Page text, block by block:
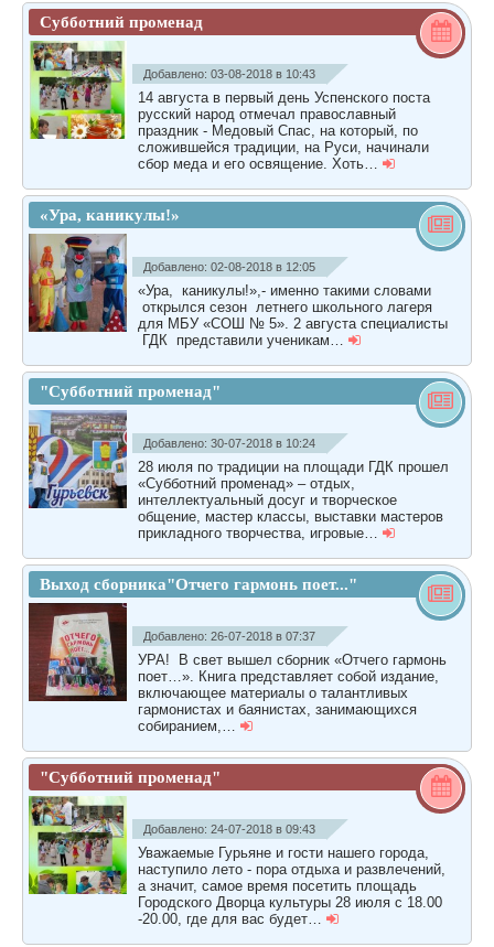
Субботний променад
Добавлено: 03-08-2018 в 10:43
14 августа в первый день Успенского поста
русский народ отмечал православный
праздник - Медовый Спас, на который, по
сложившейся традиции, на Руси, начинали
сбор меда и его освящение. Хоть…
«Ура, каникулы!»
Добавлено: 02-08-2018 в 12:05
«Ура, каникулы!»,- именно такими словами
открылся сезон летнего школьного лагеря
для МБУ «СОШ № 5». 2 августа специалисты
ГДК представили ученикам…
"Субботний променад"
Добавлено: 30-07-2018 в 10:24
28 июля по традиции на площади ГДК прошел
«Субботний променад» – отдых,
интеллектуальный досуг и творческое
общение, мастер классы, выставки мастеров
прикладного творчества, игровые…
Выход сборника"Отчего гармонь поет..."
Добавлено: 26-07-2018 в 07:37
УРА! В свет вышел сборник «Отчего гармонь
поет…». Книга представляет собой издание,
включающее материалы о талантливых
гармонистах и баянистах, занимающихся
собиранием,…
"Субботний променад"
Добавлено: 24-07-2018 в 09:43
Уважаемые Гурьяне и гости нашего города,
наступило лето - пора отдыха и развлечений,
а значит, самое время посетить площадь
Городского Дворца культуры 28 июля с 18.00
-20.00, где для вас будет…